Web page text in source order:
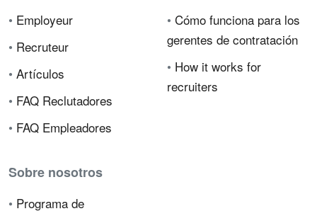
• Employeur
• Recruteur
• Artículos
• FAQ Reclutadores
• FAQ Empleadores
• Cómo funciona para los
gerentes de contratación
• How it works for
recruiters
Sobre nosotros
• Programa de